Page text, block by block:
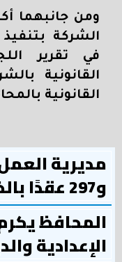
ومن جانبهما
الشركة
في تقرير
القانونية
القانونية
و297 عقدًا بالخارج
المحافظ
الإعدادية